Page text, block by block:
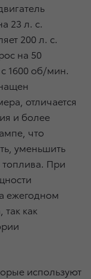
23 л. с.
200 л. с.
на 50
1600 об/мин.
отличается
и более
что
уменьшить
При
ежегодном
как
используют